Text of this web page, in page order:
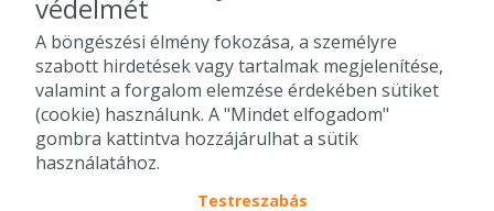
2010-2026 Copyright - Falatozz.hu - Diston-line Kft.
Pizza, gyros, hamburger, menük kedvező áron, egy helyen az összes
étterem ajánlata.
védelmét
A böngészési élmény fokozása, a személyre
szabott hirdetések vagy tartalmak megjelenítése,
valamint a forgalom elemzése érdekében sütiket
(cookie) használunk. A "Mindet elfogadom"
gombra kattintva hozzájárulhat a sütik
használatához.
Testreszabás